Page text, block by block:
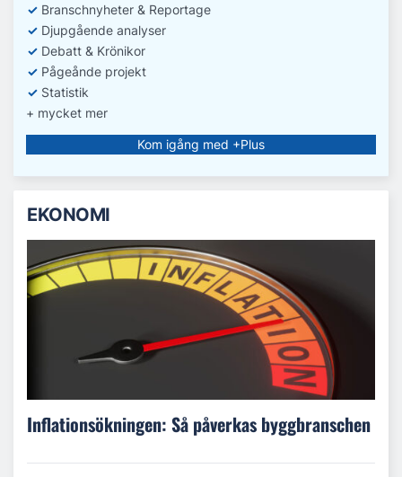
✓ Branschnyheter & Reportage
✓ Djupgående analyser
✓ Debatt & Krönikor
✓ Pågeånde projekt
✓ Statistik
+ mycket mer
Kom igång med +Plus
EKONOMI
Inflationsökningen: Så påverkas byggbranschen